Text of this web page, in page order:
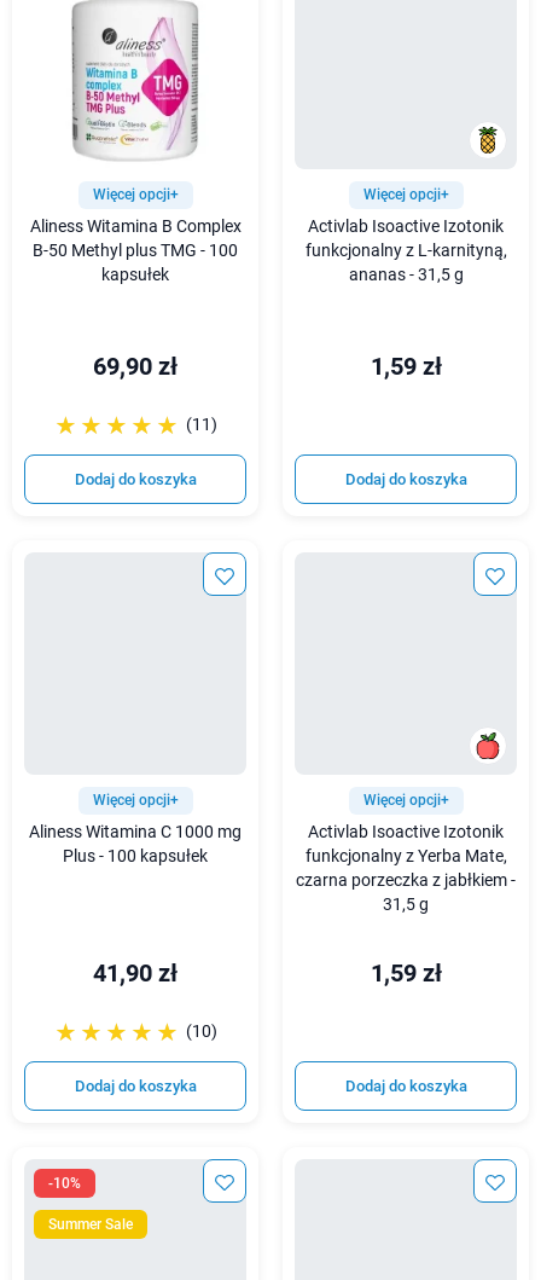
Więcej opcji+
Aliness Witamina B Complex
B-50 Methyl plus TMG - 100
kapsułek
69,90 zł
☆☆☆☆☆
★★★★★ (11)
Dodaj do koszyka
Więcej opcji+
Activlab Isoactive Izotonik
funkcjonalny z L-karnityną,
ananas - 31,5 g
1,59 zł
Dodaj do koszyka
Więcej opcji+
Aliness Witamina C 1000 mg
Plus - 100 kapsułek
41,90 zł
☆☆☆☆☆
★★★★★ (10)
Dodaj do koszyka
Więcej opcji+
Activlab Isoactive Izotonik
funkcjonalny z Yerba Mate,
czarna porzeczka z jabłkiem -
31,5 g
1,59 zł
Dodaj do koszyka
-10%
Summer Sale